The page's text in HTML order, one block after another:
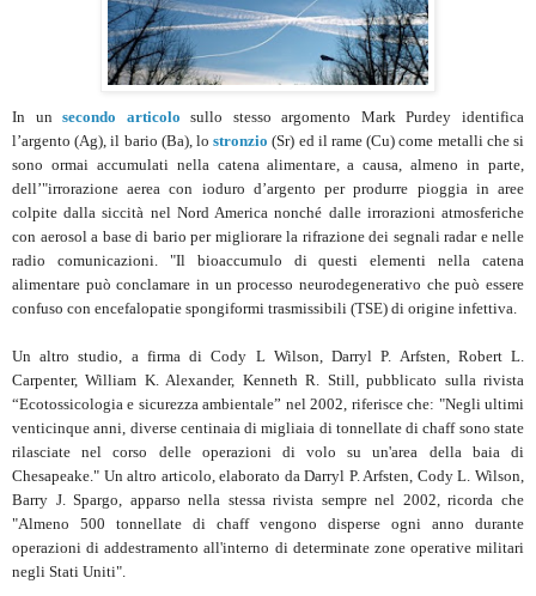
In unsecondo articolosullo stesso argomento Mark Purdey identifica
l’argento (Ag), il bario (Ba), lostronzio(Sr) ed il rame (Cu) come metalli che si
sono ormai accumulati nella catena alimentare, a causa, almeno in parte,
dell’"irrorazione aerea con ioduro d’argento per produrre pioggia in aree
colpite dalla siccità nel Nord America nonché dalle irrorazioni atmosferiche
con aerosol a base di bario per migliorare la rifrazione dei segnali radar e nelle
radio comunicazioni. "Il bioaccumulo di questi elementi nella catena
alimentare può conclamare in un processo neurodegenerativo che può essere
confuso con encefalopatie spongiformi trasmissibili (TSE) di origine infettiva.
Un altro studio, a firma di Cody L Wilson, Darryl P. Arfsten, Robert L.
Carpenter, William K. Alexander, Kenneth R. Still, pubblicato sulla rivista
“Ecotossicologia e sicurezza ambientale” nel 2002, riferisce che: "Negli ultimi
venticinque anni, diverse centinaia di migliaia di tonnellate di chaff sono state
rilasciate nel corso delle operazioni di volo su un'area della baia di
Chesapeake." Un altro articolo, elaborato da Darryl P. Arfsten, Cody L. Wilson,
Barry J. Spargo, apparso nella stessa rivista sempre nel 2002, ricorda che
"Almeno 500 tonnellate di chaff vengono disperse ogni anno durante
operazioni di addestramento all'interno di determinate zone operative militari
negli Stati Uniti".